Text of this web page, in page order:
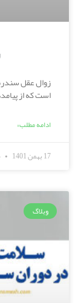
زوال عقل
است که از
ادامه مطلب»
17 بهمن 1401
وبلاگ